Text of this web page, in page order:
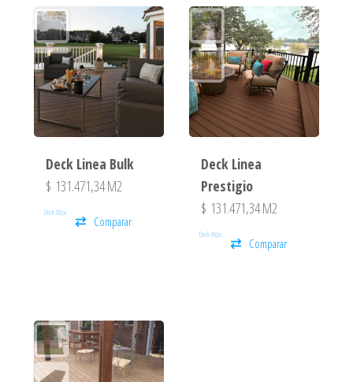
Deck Linea Bulk
$ 131.471,34M2
Deck Wpc
Comparar
Deck Linea
Prestigio
$ 131.471,34M2
Deck Wpc
Comparar